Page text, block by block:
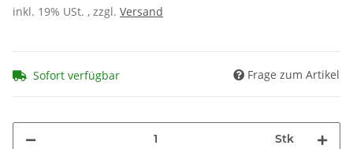
inkl. 19% USt. , zzgl. Versand
Sofort verfügbar Frage zum Artikel
Stk